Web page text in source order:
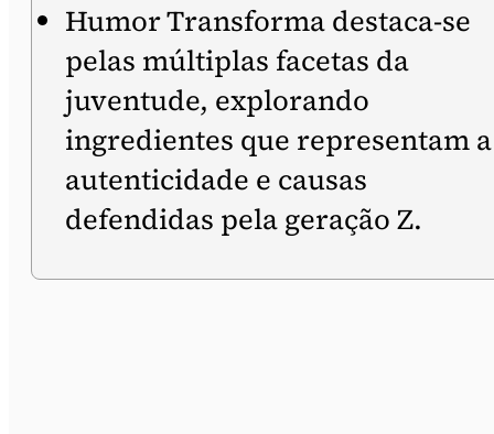
Humor Transforma destaca-se
pelas múltiplas facetas da
juventude, explorando
ingredientes que representam a
autenticidade e causas
defendidas pela geração Z.